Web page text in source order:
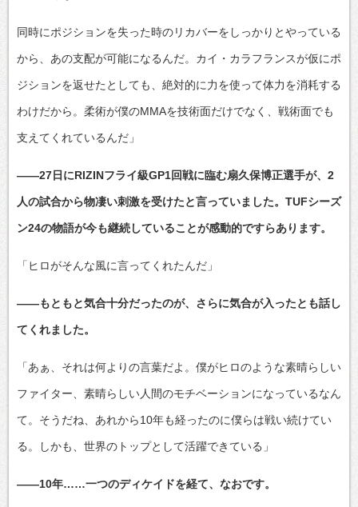
同時にポジションを失った時のリカバーをしっかりとやっている
から、あの支配が可能になるんだ。カイ・カラフランスが仮にポ
ジションを返せたとしても、絶対的に力を使って体力を消耗する
わけだから。柔術が僕のMMAを技術面だけでなく、戦術面でも
支えてくれているんだ」
――27日にRIZINフライ級GP1回戦に臨む扇久保博正選手が、2
人の試合から物凄い刺激を受けたと言っていました。TUFシーズ
ン24の物語が今も継続していることが感動的ですらあります。
「ヒロがそんな風に言ってくれたんだ」
――もともと気合十分だったのが、さらに気合が入ったとも話し
てくれました。
「あぁ、それは何よりの言葉だよ。僕がヒロのような素晴らしい
ファイター、素晴らしい人間のモチベーションになっているなん
て。そうだね、あれから10年も経ったのに僕らは戦い続けてい
る。しかも、世界のトップとして活躍できている」
――10年……一つのディケイドを経て、なおです。